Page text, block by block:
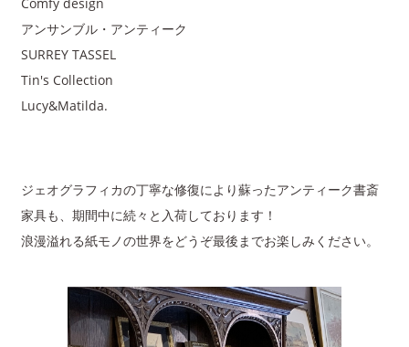
アンサンブル・アンティーク
SURREY TASSEL
Tin's Collection
Lucy&Matilda.
ジェオグラフィカの丁寧な修復により蘇ったアンティーク書斎
家具も、期間中に続々と入荷しております！
浪漫溢れる紙モノの世界をどうぞ最後までお楽しみください。